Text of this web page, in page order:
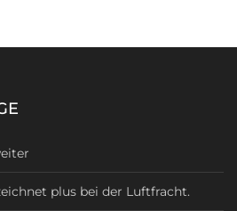
plus bei der Luftfracht.